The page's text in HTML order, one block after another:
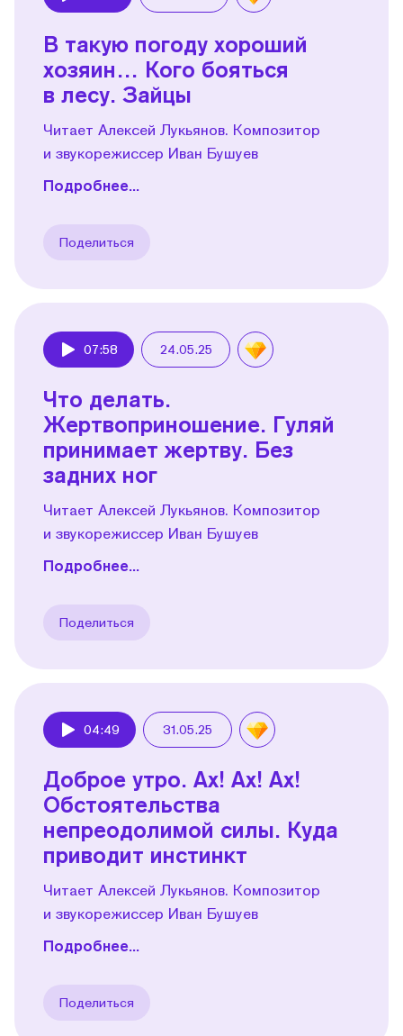
В такую погоду хороший
хозяин… Кого бояться
в лесу. Зайцы
Читает Алексей Лукьянов. Композитор
и звукорежиссер Иван Бушуев
Подробнее...
Поделиться
07:58 24.05.25
Что делать.
Жертвоприношение. Гуляй
принимает жертву. Без
задних ног
Читает Алексей Лукьянов. Композитор
и звукорежиссер Иван Бушуев
Подробнее...
Поделиться
04:49 31.05.25
Доброе утро. Ах! Ах! Ах!
Обстоятельства
непреодолимой силы. Куда
приводит инстинкт
Читает Алексей Лукьянов. Композитор
и звукорежиссер Иван Бушуев
Подробнее...
Поделиться